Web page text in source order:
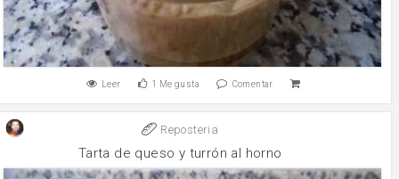
Leer 1 Me gusta Comentar
Reposteria
Tarta de queso y turrón al horno